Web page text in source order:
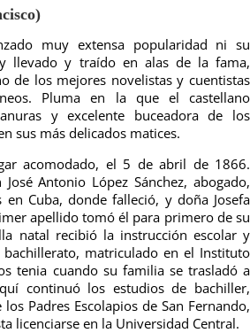
muy extensa popularidad ni su
llevado y traído en alas de la fama,
de los mejores novelistas y cuentistas
Pluma en la que el castellano
y excelente buceadora de los
sus más delicados matices.
acomodado, el 5 de abril de 1866.
Antonio López Sánchez, abogado,
Cuba, donde falleció, y doña Josefa
apellido tomó él para primero de su
natal recibió la instrucción escolar y
matriculado en el Instituto
tenia cuando su familia se trasladó a
continuó los estudios de bachiller,
Padres Escolapios de San Fernando,
licenciarse en la Universidad Central.